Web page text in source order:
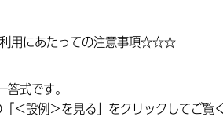
にあたっての注意事項☆☆☆
式です。
＜設例＞を見る」をクリックしてご覧く